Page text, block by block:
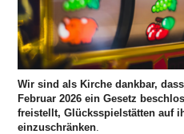
Wir sind als Kirche dankbar,
Februar 2026 ein Gesetz
freistellt, Glücksspielstätten auf
einzuschränken